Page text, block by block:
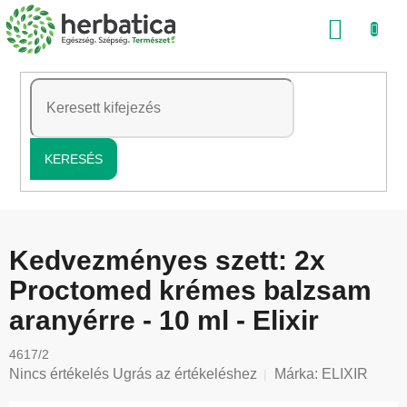
Ugrás
a
tartalomhoz
KERESÉS
Kedvezményes szett: 2x
Proctomed krémes balzsam
aranyérre - 10 ml - Elixir
4617/2
A
Nincs értékelés Ugrás az értékeléshez Márka: ELIXIR